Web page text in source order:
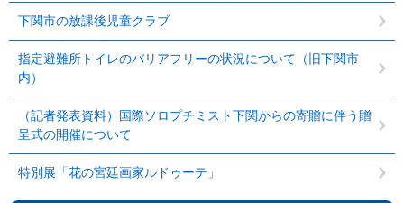
下関市の放課後児童クラブ
指定避難所トイレのバリアフリーの状況について（旧下関市
内）
（記者発表資料）国際ソロプチミスト下関からの寄贈に伴う贈
呈式の開催について
特別展「花の宮廷画家ルドゥーテ」